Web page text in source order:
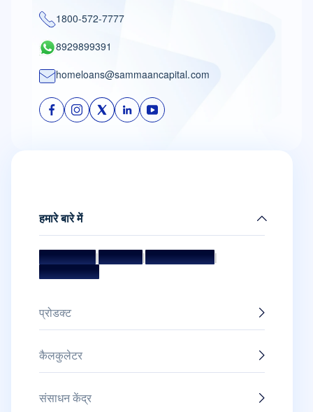
1800-572-7777
8929899391
homeloans@sammaancapital.com
हमारे बारे में
मिशन और विज़न|मैनेजमेंट टीम|बोर्ड ऑफ डायरेक्टर्स|
अवॉर्ड और सम्मान
प्रोडक्ट
कैलकुलेटर
संसाधन केंद्र